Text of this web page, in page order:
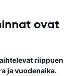
ovat
riippuen
ja vuodenaika.